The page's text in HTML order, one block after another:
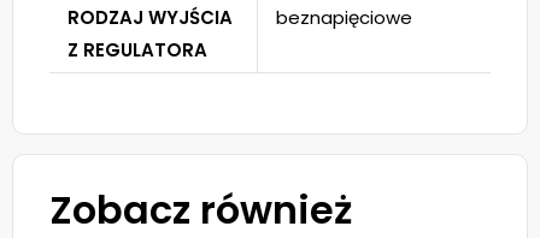
RODZAJ WYJŚCIA
Z REGULATORA
beznapięciowe
Zobacz również